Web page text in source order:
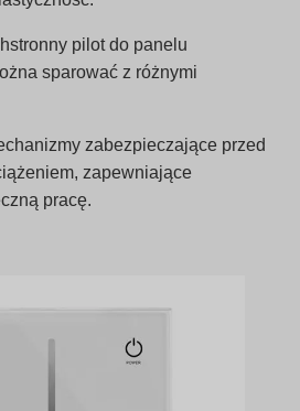
pilot do panelu
sparować z różnymi
zabezpieczające przed
zapewniające
pracę.